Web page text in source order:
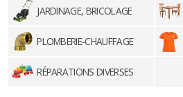
JARDINAGE, BRICOLAGE
PLOMBERIE-CHAUFFAGE
RÉPARATIONS DIVERSES